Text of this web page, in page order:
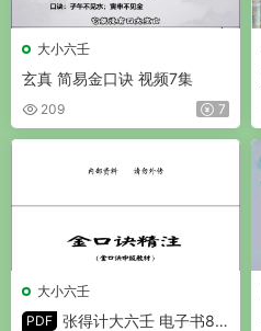
大小六壬
玄真 简易金口诀 视频7集
209 7
大小六壬
PDF 张得计大六壬 电子书8